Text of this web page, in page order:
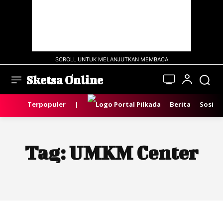
SCROLL UNTUK MELANJUTKAN MEMBACA
Sketsa Online
Terpopuler | Berita Sosial
Tag:UMKM Center